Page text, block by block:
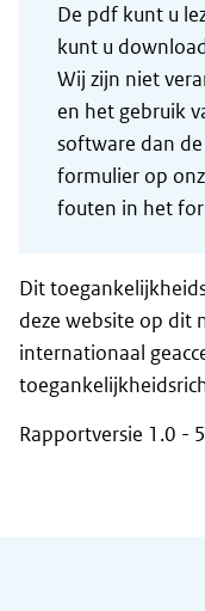
De pdf kunt u
kunt u
Wij zijn niet
en het gebruik
software dan
formulier op
fouten in het
Dit
deze website op dit
internationaal
Rapportversie 1.0 -